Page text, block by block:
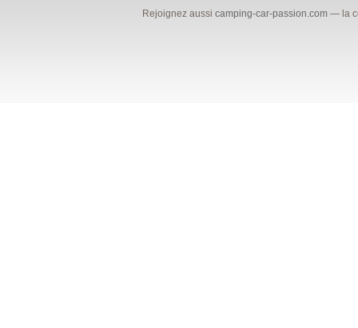
Rejoignez aussicamping-car-passion.com — la